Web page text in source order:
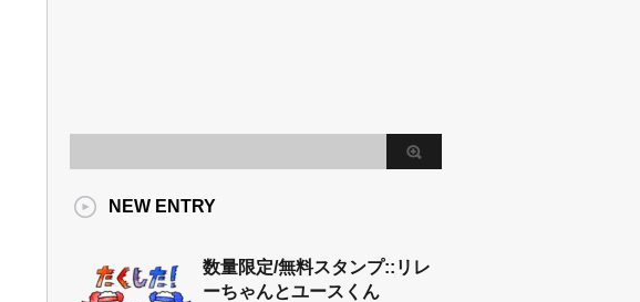
NEW ENTRY
数量限定/無料スタンプ::リレ
ーちゃんとユースくん